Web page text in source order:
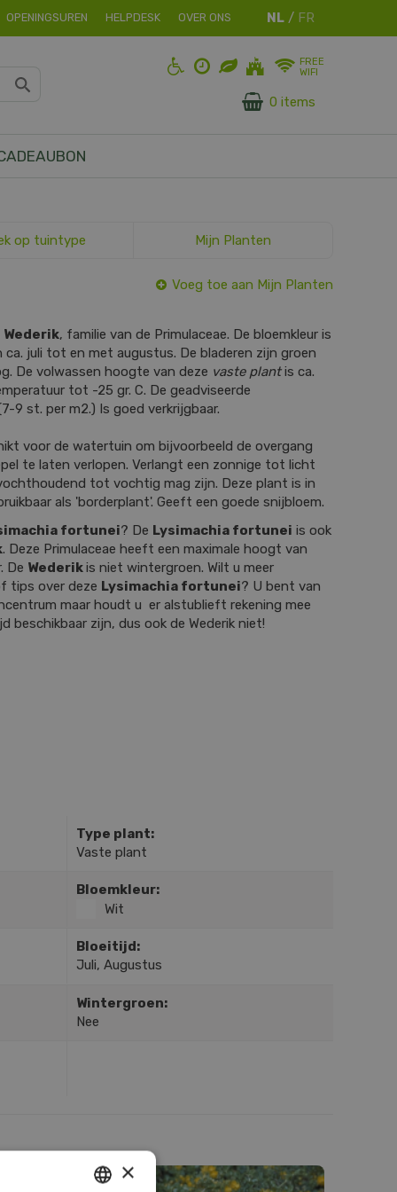
OPENINGSUREN HELPDESK OVER ONS
FREE
WIFI
0 items
op tuintype Mijn Planten
Voeg toe aan Mijn Planten
Wederik, familie van de Primulaceae. De bloemkleur is
juli tot en met augustus. De bladeren zijn groen
De volwassen hoogte van deze vaste plantis ca.
tot -25 gr. C. De geadviseerde
9 st. per m2.) Is goed verkrijgbaar.
voor de watertuin om bijvoorbeeld de overgang
te laten verlopen. Verlangt een zonnige tot licht
tot vochtig mag zijn. Deze plant is in
als 'borderplant'. Geeft een goede snijbloem.
fortunei? De Lysimachia fortunei is ook
. Deze Primulaceae heeft een maximale hoogt van
De Wederikis niet wintergroen. Wilt u meer
tips over deze Lysimachia fortunei? U bent van
maar houdt u er alstublieft rekening mee
beschikbaar zijn, dus ook de Wederik niet!
Type plant:
Vaste plant
Bloemkleur:
Wit
Bloeitijd:
Juli, Augustus
Wintergroen:
Nee
×